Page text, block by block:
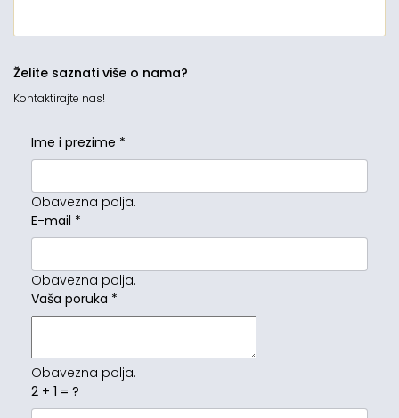
Želite saznati više o nama?
Kontaktirajte nas!
Ime i prezime *
Obavezna polja.
E-mail *
Obavezna polja.
Vaša poruka *
Obavezna polja.
2 + 1 = ?